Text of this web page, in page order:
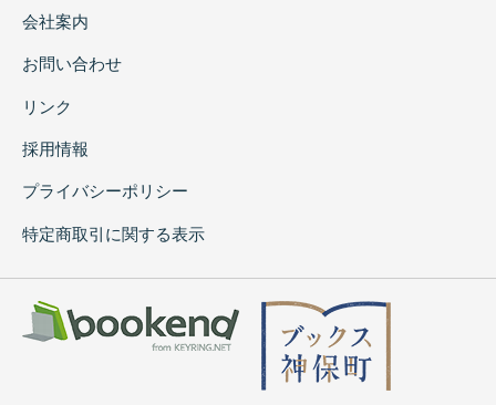
会社案内
お問い合わせ
リンク
採用情報
プライバシーポリシー
特定商取引に関する表示